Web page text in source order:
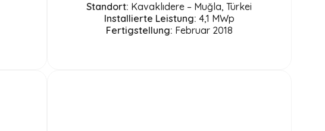
Standort: Kavaklıdere – Muğla, Türkei
Installierte Leistung: 4,1 MWp
Fertigstellung: Februar 2018